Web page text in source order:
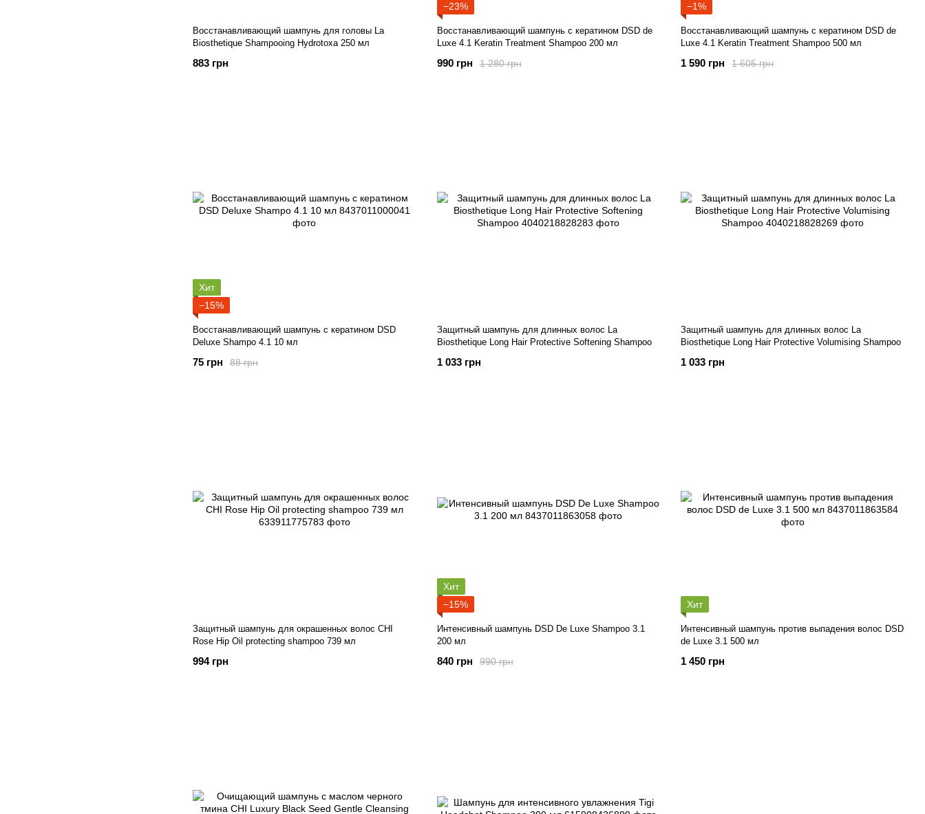
Восстанавливающий шампунь для головы La
Biosthetique Shampooing Hydrotoxa 250 мл
883 грн
−23%
Восстанавливающий шампунь с кератином DSD de
Luxe 4.1 Keratin Treatment Shampoo 200 мл
1 280 грн
990 грн
−1%
Восстанавливающий шампунь с кератином DSD de
Luxe 4.1 Keratin Treatment Shampoo 500 мл
1 605 грн
1 590 грн
Хит
−15%
Восстанавливающий шампунь с кератином DSD
Deluxe Shampo 4.1 10 мл
88 грн
75 грн
Защитный шампунь для длинных волос La
Biosthetique Long Hair Protective Softening Shampoo
1 033 грн
Защитный шампунь для длинных волос La
Biosthetique Long Hair Protective Volumising Shampoo
1 033 грн
Защитный шампунь для окрашенных волос CHI
Rose Нip Oil protecting shampoo 739 мл
994 грн
Хит
−15%
Интенсивный шампунь DSD De Luxe Shampoo 3.1
200 мл
990 грн
840 грн
Хит
Интенсивный шампунь против выпадения волос DSD
de Luxe 3.1 500 мл
1 450 грн